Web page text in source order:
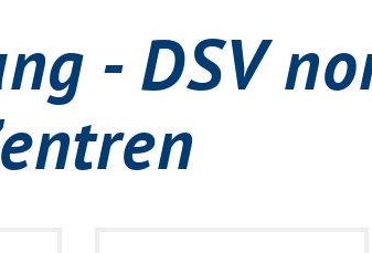
- DSV